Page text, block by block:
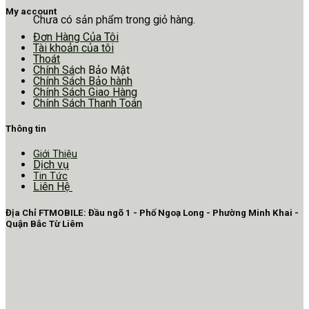
Chưa có sản phẩm trong giỏ hàng.
My account
Đơn Hàng Của Tôi
Tài khoản của tôi
Thoát
Chính Sách Bảo Mật
Chính Sách Bảo hành
Chính Sách Giao Hàng
Chính Sách Thanh Toán
Thông tin
Giới Thiệu
Dịch vụ
Tin Tức
Liên Hệ
Địa Chỉ FTMOBILE: Đầu ngõ 1 - Phố Ngoạ Long - Phường Minh Khai -
Quận Bắc Từ Liêm